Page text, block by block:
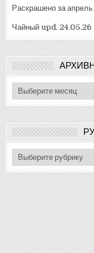
Раскрашено за
Чайный upd. 24.05.26
Архивные
записи
Рубрики